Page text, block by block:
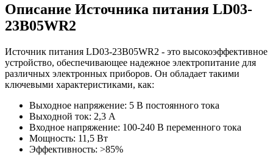
Описание Источника питания LD03-
23B05WR2
Источник питания LD03-23B05WR2 - это высокоэффективное
устройство, обеспечивающее надежное электропитание для
различных электронных приборов. Он обладает такими
ключевыми характеристиками, как:
Выходное напряжение: 5 В постоянного тока
Выходной ток: 2,3 А
Входное напряжение: 100-240 В переменного тока
Мощность: 11,5 Вт
Эффективность: >85%